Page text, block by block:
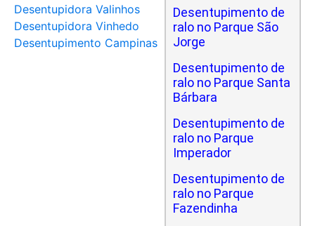
Desentupidora Valinhos
Desentupidora Vinhedo
Desentupimento Campinas
Desentupimento de
ralo no Parque São
Jorge
Desentupimento de
ralo no Parque Santa
Bárbara
Desentupimento de
ralo no Parque
Imperador
Desentupimento de
ralo no Parque
Fazendinha